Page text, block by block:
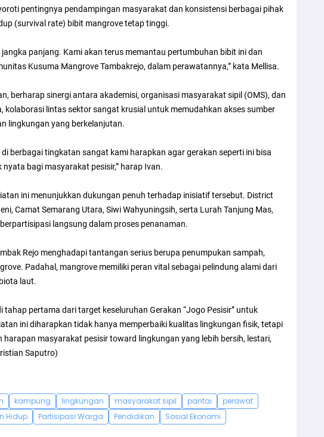
pentingnya pendampingan masyarakat dan konsistensi berbagai pihak
(survival rate) bibit mangrove tetap tinggi.
panjang. Kami akan terus memantau pertumbuhan bibit ini dan
Kusuma Mangrove Tambakrejo, dalam perawatannya,” kata Mellisa.
berharap sinergi antara akademisi, organisasi masyarakat sipil (OMS), dan
kolaborasi lintas sektor sangat krusial untuk memudahkan akses sumber
lingkungan yang berkelanjutan.
berbagai tingkatan sangat kami harapkan agar gerakan seperti ini bisa
bagi masyarakat pesisir,” harap Ivan.
ini menunjukkan dukungan penuh terhadap inisiatif tersebut. District
Camat Semarang Utara, Siwi Wahyuningsih, serta Lurah Tanjung Mas,
langsung dalam proses penanaman.
Rejo menghadapi tantangan serius berupa penumpukan sampah,
Padahal, mangrove memiliki peran vital sebagai pelindung alami dari
laut.
pertama dari target keseluruhan Gerakan “Jogo Pesisir” untuk
ini diharapkan tidak hanya memperbaiki kualitas lingkungan fisik, tetapi
masyarakat pesisir toward lingkungan yang lebih bersih, lestari,
Saputro)
kampung lingkungan masyarakat sipil pantai
perawat
Hidup Partisipasi Warga Pendidikan Sosial Ekonomi